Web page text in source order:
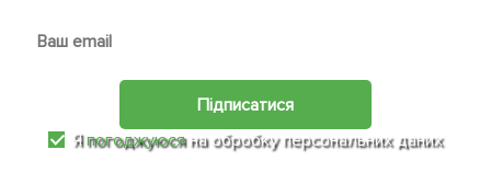
Підписатися
Япогоджуюсяна обробку персональних даних